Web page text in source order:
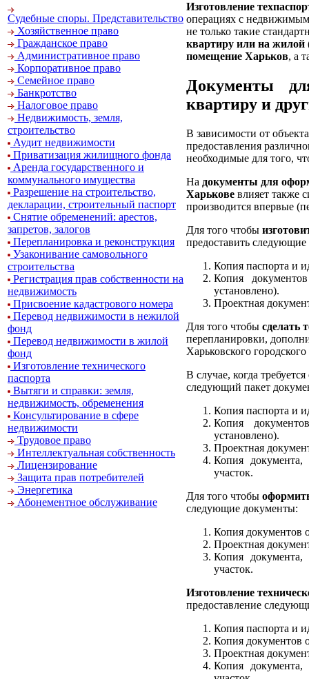
Судебные споры. Представительство
Хозяйственное право
Гражданское право
Административное право
Корпоративное право
Семейное право
Банкротство
Налоговое право
Недвижимость, земля,
строительство
Аудит недвижимости
Приватизация жилищного фонда
Аренда государственного и
коммунального имущества
Разрешение на строительство,
декларации, строительный паспорт
Снятие обременений: арестов,
запретов, залогов
Перепланировка и реконструкция
Узаконивание самовольного
строительства
Регистрация прав собственности на
недвижимость
Присвоение кадастрового номера
Перевод недвижимости в нежилой
фонд
Перевод недвижимости в жилой
фонд
Изготовление технического
паспорта
Вытяги и справки: земля,
недвижимость, обременения
Консультирование в сфере
недвижимости
Трудовое право
Интеллектуальная собственность
Лицензирование
Защита прав потребителей
Энергетика
Абонементное обслуживание
Изготовление
операциях с
не только такие
квартиру или на жилой
помещение Харьков, а
Документы
квартиру и
В зависимости от
предоставления
необходимые для того,
На документы для
Харькове влияет также
производится впервые
Для того чтобы
предоставить
Копия паспорта и
Копия
установлено).
Проектная
Для того чтобы сделать
перепланировки,
Харьковского
В случае, когда требуется
следующий пакет
Копия паспорта и
Копия
установлено).
Проектная
Копия документа,
участок.
Для того чтобы
следующие документы:
Копия документов
Проектная
Копия документа,
участок.
Изготовление
предоставление
Копия паспорта и
Копия документов
Проектная
Копия документа,